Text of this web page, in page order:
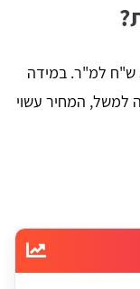
מחיר גדר מעץ אורן נע בין 100 ש"ח ל-500 ש"ח למ"ר. במידה
למשל, המחיר עשוי